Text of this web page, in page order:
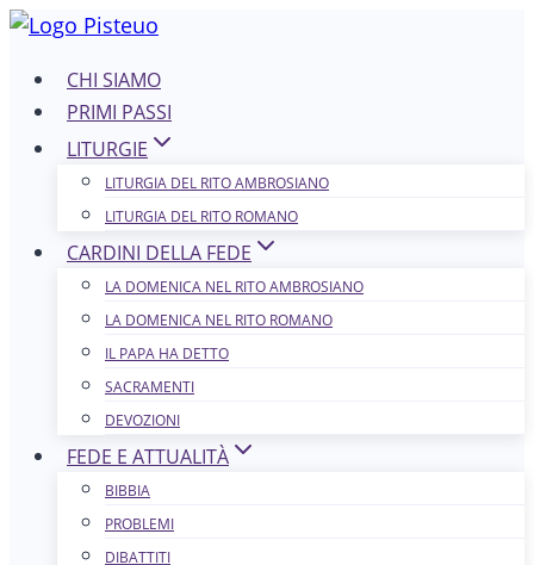
Salta
contenutoCHI SIAMO
PRIMI PASSI
LITURGIE
LITURGIA DEL RITO AMBROSIANO
LITURGIA DEL RITO ROMANO
CARDINI DELLA FEDE
LA DOMENICA NEL R​​​​​​ITO AMBROSIANO
LA DOMENICA NEL RITO ROMANO
IL PAPA HA DETTO
SACRAMENTI
DEVOZIONI
FEDE E ATTUALITÀ
BIBBIA
PROBLEMI
DIBATTITI